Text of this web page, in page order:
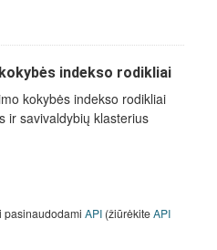
indekso rodikliai
kokybės indekso rodikliai
ir savivaldybių klasterius
pasinaudodami API (žiūrėkiteAPI